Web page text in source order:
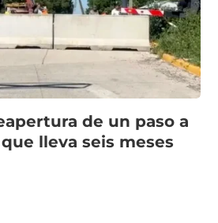
de un paso a
lleva seis meses